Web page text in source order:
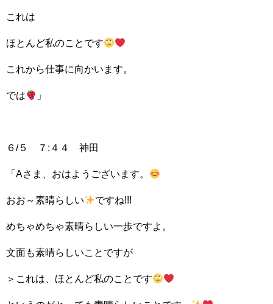
これは
ほとんど私のことです
これから仕事に向かいます。
では 」
６/５ ７:４４ 神田
「Aさま、おはようございます。
おお～素晴らしい ですね!!!
めちゃめちゃ素晴らしい一歩ですよ。
文面も素晴らしいことですが
＞これは、ほとんど私のことです